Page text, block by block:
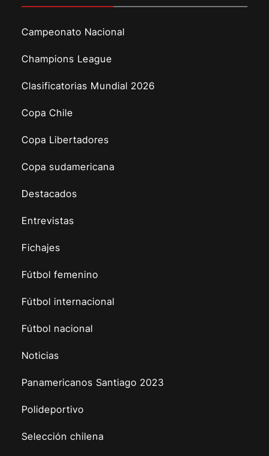
Campeonato Nacional
Champions League
Clasificatorias Mundial 2026
Copa Chile
Copa Libertadores
Copa sudamericana
Destacados
Entrevistas
Fichajes
Fútbol femenino
Fútbol internacional
Fútbol nacional
Noticias
Panamericanos Santiago 2023
Polideportivo
Selección chilena